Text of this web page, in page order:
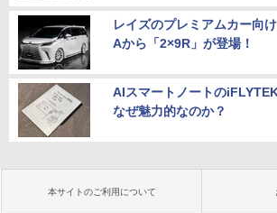
レイズのプレミアムカー向
Aから「2×9R」が登場！
AIスマートノートの
なぜ魅力的なのか？
本サイトのご利用について